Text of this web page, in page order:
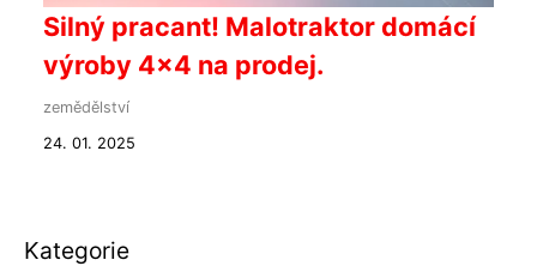
Silný pracant! Malotraktor domácí
výroby 4x4 na prodej.
zemědělství
24. 01. 2025
Kategorie